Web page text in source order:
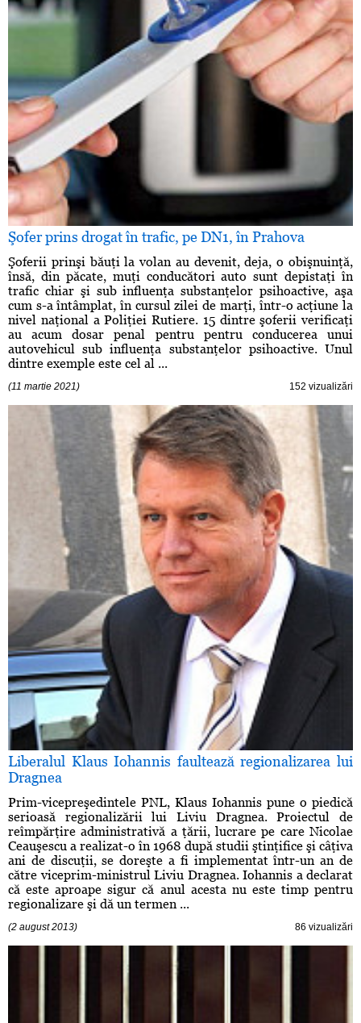
Şofer prins drogat în trafic, pe DN1, în Prahova
Şoferii prinşi băuţi la volan au devenit, deja, o obişnuinţă,
însă, din păcate, muţi conducători auto sunt depistaţi în
trafic chiar şi sub influenţa substanţelor psihoactive, aşa
cum s-a întâmplat, în cursul zilei de marţi, într-o acţiune la
nivel naţional a Poliţiei Rutiere. 15 dintre şoferii verificaţi
au acum dosar penal pentru pentru conducerea unui
autovehicul sub influenţa substanţelor psihoactive. Unul
dintre exemple este cel al ...
(11 martie 2021) 152 vizualizări
Liberalul Klaus Iohannis faultează regionalizarea lui
Dragnea
Prim-vicepreşedintele PNL, Klaus Iohannis pune o piedică
serioasă regionalizării lui Liviu Dragnea. Proiectul de
reîmpărţire administrativă a ţării, lucrare pe care Nicolae
Ceauşescu a realizat-o în 1968 după studii ştinţifice şi câţiva
ani de discuţii, se doreşte a fi implementat într-un an de
către viceprim-ministrul Liviu Dragnea. Iohannis a declarat
că este aproape sigur că anul acesta nu este timp pentru
regionalizare şi dă un termen ...
(2 august 2013) 86 vizualizări